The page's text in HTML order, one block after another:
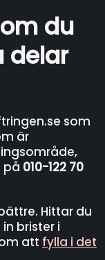
du
delar
som
är
på 010-122 70
Hittar du
brister i
att fylla i det